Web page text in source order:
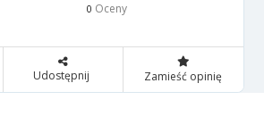
0 Oceny
Udostępnij Zamieść opinię